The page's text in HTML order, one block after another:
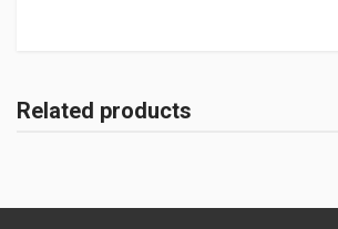
Related products